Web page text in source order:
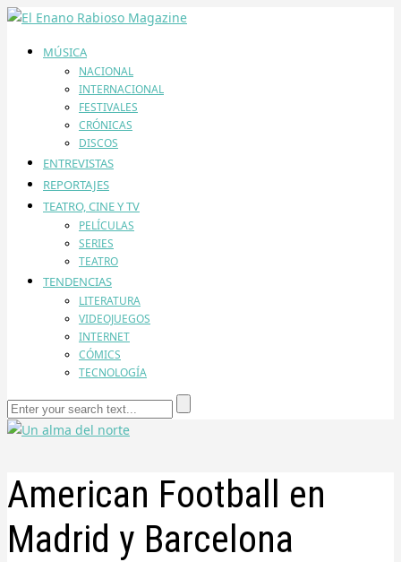
MÚSICA
NACIONAL
INTERNACIONAL
FESTIVALES
CRÓNICAS
DISCOS
ENTREVISTAS
REPORTAJES
TEATRO, CINE Y TV
PELÍCULAS
SERIES
TEATRO
TENDENCIAS
LITERATURA
VIDEOJUEGOS
INTERNET
CÓMICS
TECNOLOGÍA
American Football en
Madrid y Barcelona